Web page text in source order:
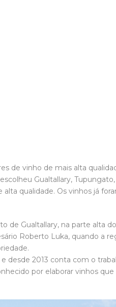
de vinho de mais alta
Gualtallary, Tupungato,
alta qualidade. Os vinhos já
de Gualtallary, na parte alta
Roberto Luka, quando a
desde 2013 conta com o
por elaborar vinhos que